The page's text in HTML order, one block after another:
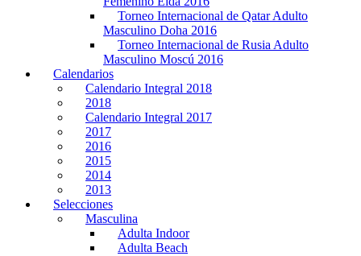
Torneo Internacional de Qatar Adulto
Masculino Doha 2016
Torneo Internacional de Rusia Adulto
Masculino Moscú 2016
Calendarios
Calendario Integral 2018
2018
Calendario Integral 2017
2017
2016
2015
2014
2013
Selecciones
Masculina
Adulta Indoor
Adulta Beach